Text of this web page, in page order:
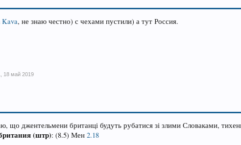
Kava, не знаю честно) с чехами пустили) а тут Россия.
18 май 2019
що джентельмени британці будуть рубатися зі злими Словаками,
(штр): (8.5) Мен2.18